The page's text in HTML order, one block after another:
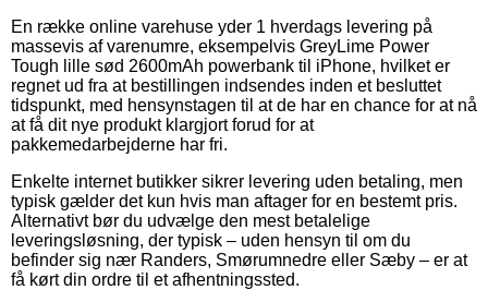
En række online varehuse yder 1 hverdags levering på
massevis af varenumre, eksempelvis GreyLime Power
Tough lille sød 2600mAh powerbank til iPhone, hvilket er
regnet ud fra at bestillingen indsendes inden et besluttet
tidspunkt, med hensynstagen til at de har en chance for at nå
at få dit nye produkt klargjort forud for at
pakkemedarbejderne har fri.
Enkelte internet butikker sikrer levering uden betaling, men
typisk gælder det kun hvis man aftager for en bestemt pris.
Alternativt bør du udvælge den mest betalelige
leveringsløsning, der typisk – uden hensyn til om du
befinder sig nær Randers, Smørumnedre eller Sæby – er at
få kørt din ordre til et afhentningssted.